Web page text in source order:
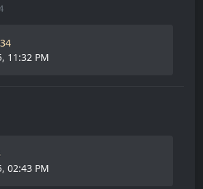
11:32 PM
02:43 PM